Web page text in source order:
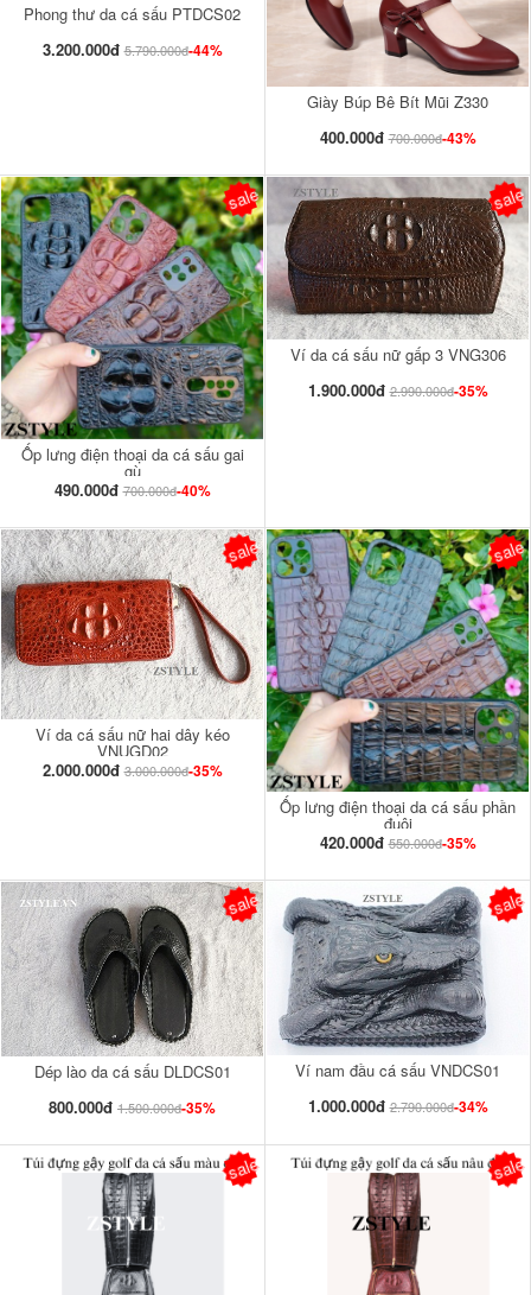
Phong thư da cá sấu PTDCS02
3.200.000đ 5.790.000đ-44%
Giày Búp Bê Bít Mũi Z330
400.000đ 700.000đ-43%
Ốp lưng điện thoại da cá sấu gai
gù
490.000đ 700.000đ-40%
sale
Ví da cá sấu nữ gấp 3 VNG306
1.900.000đ 2.990.000đ-35%
sale
Ví da cá sấu nữ hai dây kéo
VNUGD02
2.000.000đ 3.000.000đ-35%
sale
Ốp lưng điện thoại da cá sấu phần
đuôi
420.000đ 550.000đ-35%
sale
Dép lào da cá sấu DLDCS01
800.000đ 1.500.000đ-35%
sale
Ví nam đầu cá sấu VNDCS01
1.000.000đ 2.790.000đ-34%
sale
sale sale